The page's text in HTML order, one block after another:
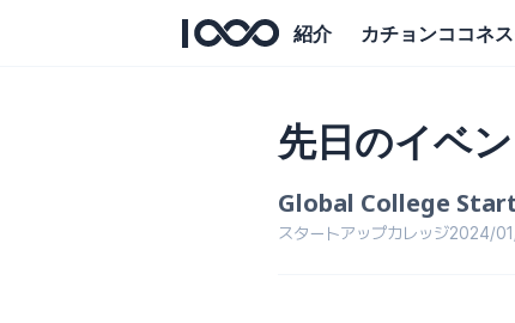
紹介 カチョンココネ
先日のイベ
Global College
スタートアップカレッジ2024/